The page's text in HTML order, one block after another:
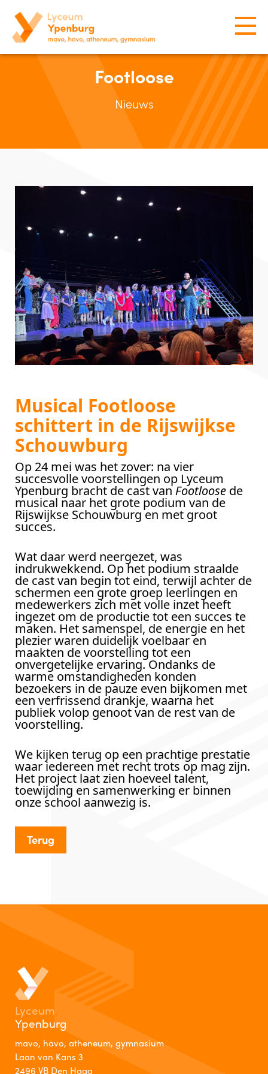
Footloose
Nieuws
Musical Footloose
schittert in de Rijswijkse
Schouwburg
Op 24 mei was het zover: na vier
succesvolle voorstellingen op Lyceum
Ypenburg bracht de cast vanFootloose de
musical naar het grote podium van de
Rijswijkse Schouwburg en met groot
succes.
Wat daar werd neergezet, was
indrukwekkend. Op het podium straalde
de cast van begin tot eind, terwijl achter de
schermen een grote groep leerlingen en
medewerkers zich met volle inzet heeft
ingezet om de productie tot een succes te
maken. Het samenspel, de energie en het
plezier waren duidelijk voelbaar en
maakten de voorstelling tot een
onvergetelijke ervaring. Ondanks de
warme omstandigheden konden
bezoekers in de pauze even bijkomen met
een verfrissend drankje, waarna het
publiek volop genoot van de rest van de
voorstelling.
We kijken terug op een prachtige prestatie
waar iedereen met recht trots op mag zijn.
Het project laat zien hoeveel talent,
toewijding en samenwerking er binnen
onze school aanwezig is.
Terug
Lyceum
Ypenburg
mavo, havo, atheneum, gymnasium
Laan van Kans 3
2496 VB Den Haag